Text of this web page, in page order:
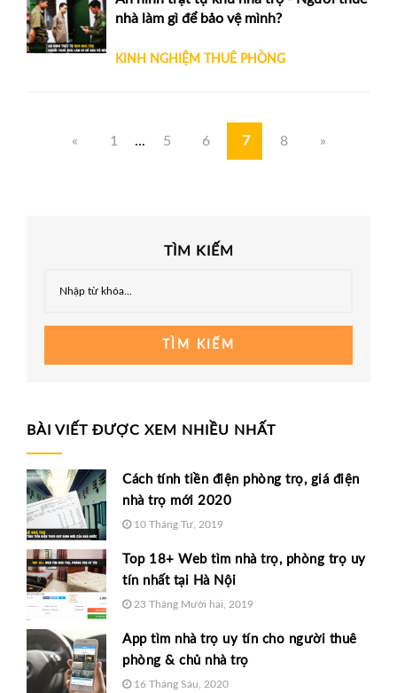
nhà làm gì để bảo vệ mình?
KINH NGHIỆM THUÊ PHÒNG
« 1 ... 5 6 7 8 »
TÌM KIẾM
TÌM KIẾM
BÀI VIẾT ĐƯỢC XEM NHIỀU NHẤT
Cách tính tiền điện phòng trọ, giá điện
nhà trọ mới 2020
10 Tháng Tư, 2019
Top 18+ Web tìm nhà trọ, phòng trọ uy
tín nhất tại Hà Nội
23 Tháng Mười hai, 2019
App tìm nhà trọ uy tín cho người thuê
phòng & chủ nhà trọ
16 Tháng Sáu, 2020